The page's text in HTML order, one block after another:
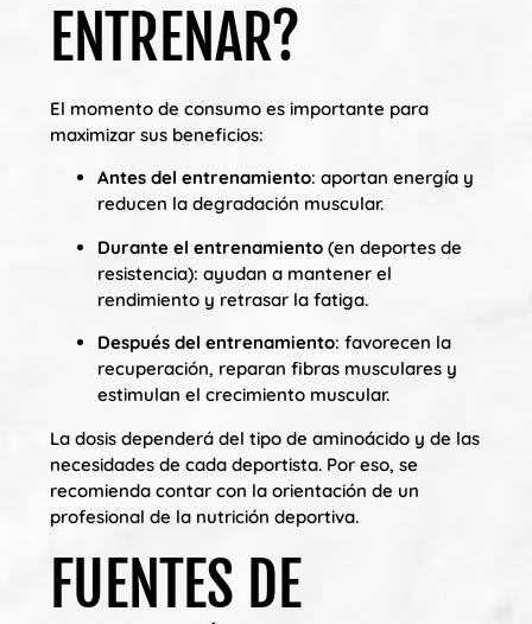
ENTRENAR?
El momento de consumo es importante para
maximizar sus beneficios:
Antes del entrenamiento: aportan energía y
reducen la degradación muscular.
Durante el entrenamiento (en deportes de
resistencia): ayudan a mantener el
rendimiento y retrasar la fatiga.
Después del entrenamiento: favorecen la
recuperación, reparan fibras musculares y
estimulan el crecimiento muscular.
La dosis dependerá del tipo de aminoácido y de las
necesidades de cada deportista. Por eso, se
recomienda contar con la orientación de un
profesional de la nutrición deportiva.
FUENTES DE